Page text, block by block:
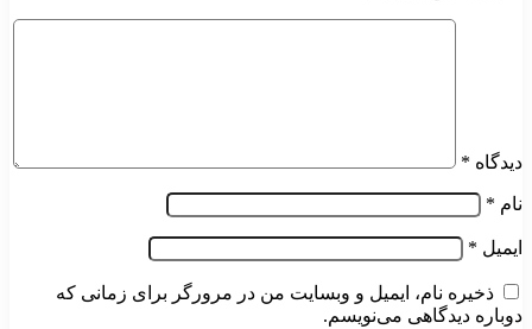
دیدگاه *
نام *
ایمیل *
ذخیره نام، ایمیل و وبسایت من در مرورگر برای زمانی که
دوباره دیدگاهی می‌نویسم.